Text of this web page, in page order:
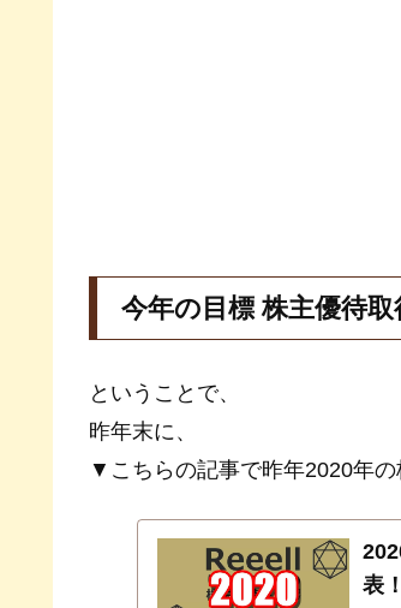
今年の目標 株主優待取
ということで、
昨年末に、
▼こちらの記事で昨年2020年の
表